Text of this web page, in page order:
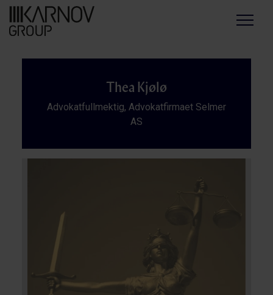
Menu
Thea Kjølø
Advokatfullmektig, Advokatfirmaet Selmer
AS